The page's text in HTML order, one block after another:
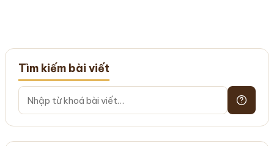
Tìm kiếm bài viết